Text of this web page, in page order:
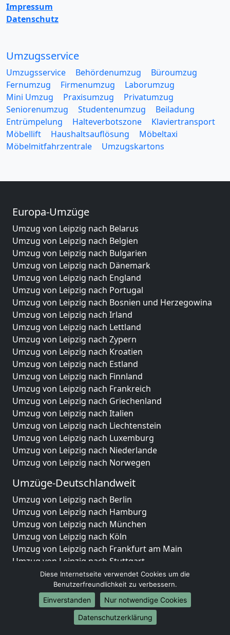
Impressum
Datenschutz
Umzugsservice
Umzugsservice Behördenumzug
Büroumzug
Fernumzug
Firmenumzug
Laborumzug
Mini Umzug
Praxisumzug
Privatumzug
Seniorenumzug
Studentenumzug
Beiladung
Entrümpelung
Halteverbotszone
Klaviertransport
Möbellift
Haushaltsauflösung
Möbeltaxi
Möbelmitfahrzentrale
Umzugskartons
Europa-Umzüge
Umzug von Leipzig nach Belarus
Umzug von Leipzig nach Belgien
Umzug von Leipzig nach Bulgarien
Umzug von Leipzig nach Dänemark
Umzug von Leipzig nach England
Umzug von Leipzig nach Portugal
Umzug von Leipzig nach Bosnien und Herzegowina
Umzug von Leipzig nach Irland
Umzug von Leipzig nach Lettland
Umzug von Leipzig nach Zypern
Umzug von Leipzig nach Kroatien
Umzug von Leipzig nach Estland
Umzug von Leipzig nach Finnland
Umzug von Leipzig nach Frankreich
Umzug von Leipzig nach Griechenland
Umzug von Leipzig nach Italien
Umzug von Leipzig nach Liechtenstein
Umzug von Leipzig nach Luxemburg
Umzug von Leipzig nach Niederlande
Umzug von Leipzig nach Norwegen
Umzüge-Deutschlandweit
Umzug von Leipzig nach Berlin
Umzug von Leipzig nach Hamburg
Umzug von Leipzig nach München
Umzug von Leipzig nach Köln
Umzug von Leipzig nach Frankfurt am Main
Umzug von Leipzig nach Stuttgart
Umzug von Leipzig nach Düsseldorf
Umzug von Leipzig nach Leipzig
Umzug von Leipzig nach Dortmund
Umzug von Leipzig nach Essen
Umzug von Leipzig nach Bremen
Diese Internetseite verwendet Cookies um die
Benutzerfreundlichkeit zu verbessern.
Einverstanden
Nur notwendige Cookies
Datenschutzerklärung